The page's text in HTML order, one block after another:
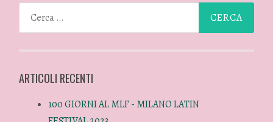
ARTICOLI RECENTI
100 GIORNI AL MLF - MILANO LATIN